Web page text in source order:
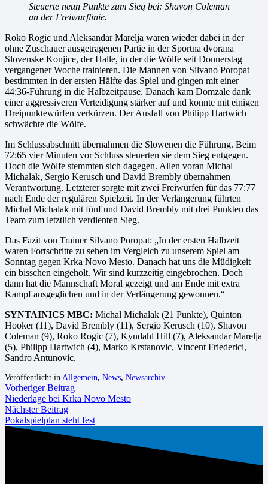
Steuerte neun Punkte zum Sieg bei: Shavon Coleman
an der Freiwurflinie.
Roko Rogic und Aleksandar Marelja waren wieder dabei in der
ohne Zuschauer ausgetragenen Partie in der Sportna dvorana
Slovenske Konjice, der Halle, in der die Wölfe seit Donnerstag
vergangener Woche trainieren. Die Mannen von Silvano Poropat
bestimmten in der ersten Hälfte das Spiel und gingen mit einer
44:36-Führung in die Halbzeitpause. Danach kam Domzale dank
einer aggressiveren Verteidigung stärker auf und konnte mit einigen
Dreipunktewürfen verkürzen. Der Ausfall von Philipp Hartwich
schwächte die Wölfe.
Im Schlussabschnitt übernahmen die Slowenen die Führung. Beim
72:65 vier Minuten vor Schluss steuerten sie dem Sieg entgegen.
Doch die Wölfe stemmten sich dagegen. Allen voran Michal
Michalak, Sergio Kerusch und David Brembly übernahmen
Verantwortung. Letzterer sorgte mit zwei Freiwürfen für das 77:77
nach Ende der regulären Spielzeit. In der Verlängerung führten
Michal Michalak mit fünf und David Brembly mit drei Punkten das
Team zum letztlich verdienten Sieg.
Das Fazit von Trainer Silvano Poropat: „In der ersten Halbzeit
waren Fortschritte zu sehen im Vergleich zu unserem Spiel am
Sonntag gegen Krka Novo Mesto. Danach hat uns die Müdigkeit
ein bisschen eingeholt. Wir sind kurzzeitig eingebrochen. Doch
dann hat die Mannschaft Moral gezeigt und am Ende mit extra
Kampf ausgeglichen und in der Verlängerung gewonnen.“
SYNTAINICS MBC: Michal Michalak (21 Punkte), Quinton
Hooker (11), David Brembly (11), Sergio Kerusch (10), Shavon
Coleman (9), Roko Rogic (7), Kyndahl Hill (7), Aleksandar Marelja
(5), Philipp Hartwich (4), Marko Krstanovic, Vincent Friederici,
Sandro Antunovic.
Veröffentlicht in Allgemein, News, Newsarchiv
Vorheriger Beitrag
Niederlage bei Krka Novo Mesto
Nächster Beitrag
Pokalspielplan steht fest